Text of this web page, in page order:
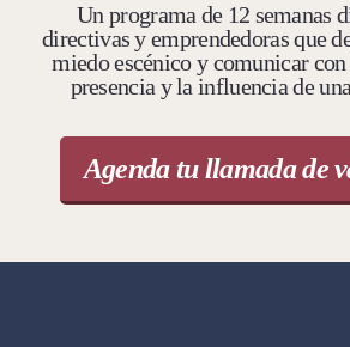
Un programa de 12 semanas
directivas y emprendedoras que
miedo escénico y comunicar
presencia y la influencia de
Agenda tu llamada de